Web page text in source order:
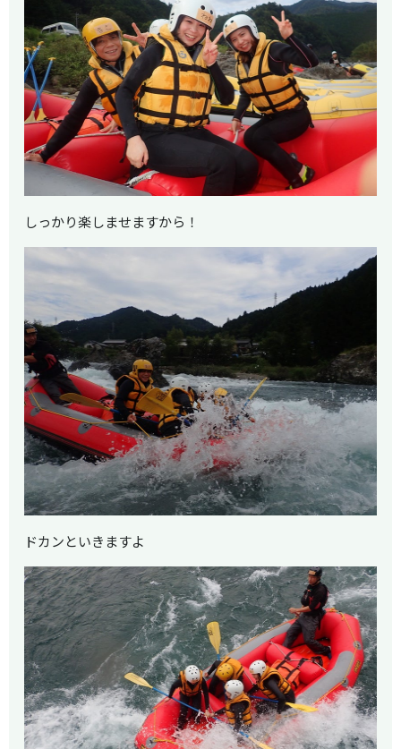
しっかり楽しませますから！
ドカンといきますよ